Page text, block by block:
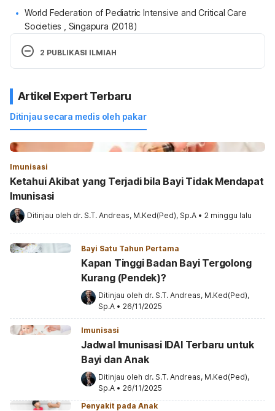
World Federation of Pediatric Intensive and Critical Care
Societies , Singapura (2018)
2 PUBLIKASI ILMIAH
TRACHEAL STENOSIS ON CHILDREN AGE 12
YEARS 9 MONTHS
Resistensi Antimikrobial pada Infeksi Saluran
Kemih Anak
Artikel Expert Terbaru
Ditinjau secara medis oleh pakar
Imunisasi
Ketahui Akibat yang Terjadi bila Bayi Tidak Mendapat
Imunisasi
Ditinjau oleh dr. S.T. Andreas, M.Ked(Ped), Sp.A • 2 minggu lalu
Bayi Satu Tahun Pertama
Kapan Tinggi Badan Bayi Tergolong
Kurang (Pendek)?
Ditinjau oleh dr. S.T. Andreas, M.Ked(Ped),
Sp.A • 26/11/2025
Imunisasi
Jadwal Imunisasi IDAI Terbaru untuk
Bayi dan Anak
Ditinjau oleh dr. S.T. Andreas, M.Ked(Ped),
Sp.A • 26/11/2025
Penyakit pada Anak